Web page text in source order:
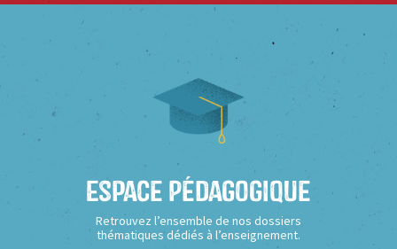
Espace Pédagogique
Retrouvez l’ensemble de nos dossiers
thématiques dédiés à l’enseignement.